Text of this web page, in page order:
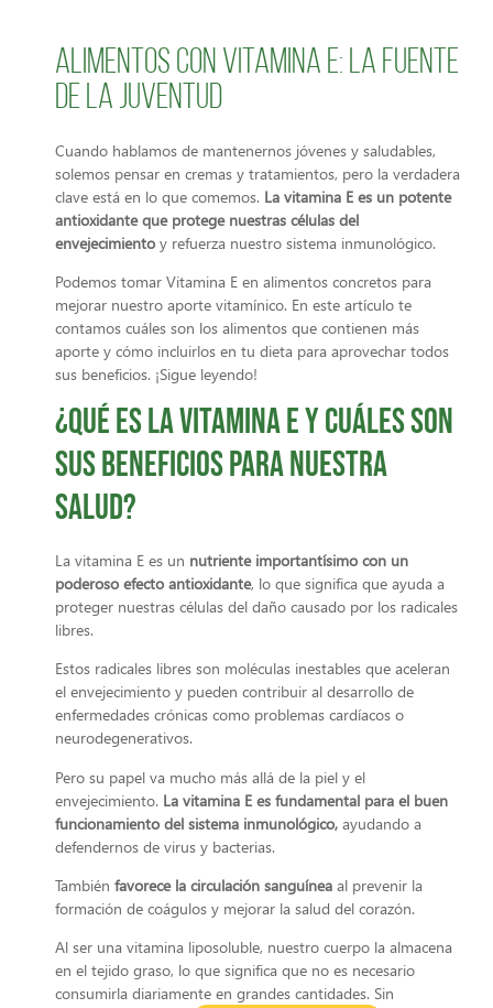
Alimentos con vitamina E: la fuente
de la juventud
Cuando hablamos de mantenernos jóvenes y saludables,
solemos pensar en cremas y tratamientos, pero la verdadera
clave está en lo que comemos. La vitamina E es un potente
antioxidante que protege nuestras células del
envejecimiento y refuerza nuestro sistema inmunológico.
Podemos tomar Vitamina E en alimentos concretos para
mejorar nuestro aporte vitamínico. En este artículo te
contamos cuáles son los alimentos que contienen más
aporte y cómo incluirlos en tu dieta para aprovechar todos
sus beneficios. ¡Sigue leyendo!
¿Qué es la vitamina E y cuáles son
sus beneficios para nuestra
salud?
La vitamina E es un nutriente importantísimo con un
poderoso efecto antioxidante, lo que significa que ayuda a
proteger nuestras células del daño causado por los radicales
libres.
Estos radicales libres son moléculas inestables que aceleran
el envejecimiento y pueden contribuir al desarrollo de
enfermedades crónicas como problemas cardíacos o
neurodegenerativos.
Pero su papel va mucho más allá de la piel y el
envejecimiento. La vitamina E es fundamental para el buen
funcionamiento del sistema inmunológico, ayudando a
defendernos de virus y bacterias.
También favorece la circulación sanguínea al prevenir la
formación de coágulos y mejorar la salud del corazón.
Al ser una vitamina liposoluble, nuestro cuerpo la almacena
en el tejido graso, lo que significa que no es necesario
consumirla diariamente en grandes cantidades. Sin